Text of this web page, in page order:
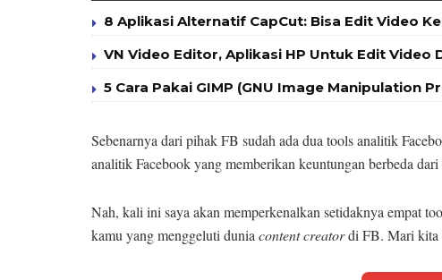
8 Aplikasi Alternatif CapCut: Bisa Edit Video
VN Video Editor, Aplikasi HP Untuk Edit Video
5 Cara Pakai GIMP (GNU Image Manipulation
Sebenarnya dari pihak FB sudah ada dua tools analitik
analitik Facebook yang memberikan keuntungan berbeda
Nah, kali ini saya akan memperkenalkan setidaknya empat
kamu yang menggeluti dunia content creatordi FB. Mari kita